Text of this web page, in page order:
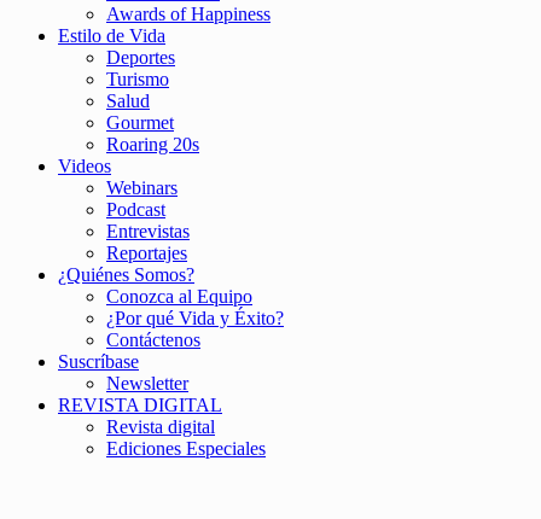
Awards of Happiness
Estilo de Vida
Deportes
Turismo
Salud
Gourmet
Roaring 20s
Videos
Webinars
Podcast
Entrevistas
Reportajes
¿Quiénes Somos?
Conozca al Equipo
¿Por qué Vida y Éxito?
Contáctenos
Suscríbase
Newsletter
REVISTA DIGITAL
Revista digital
Ediciones Especiales